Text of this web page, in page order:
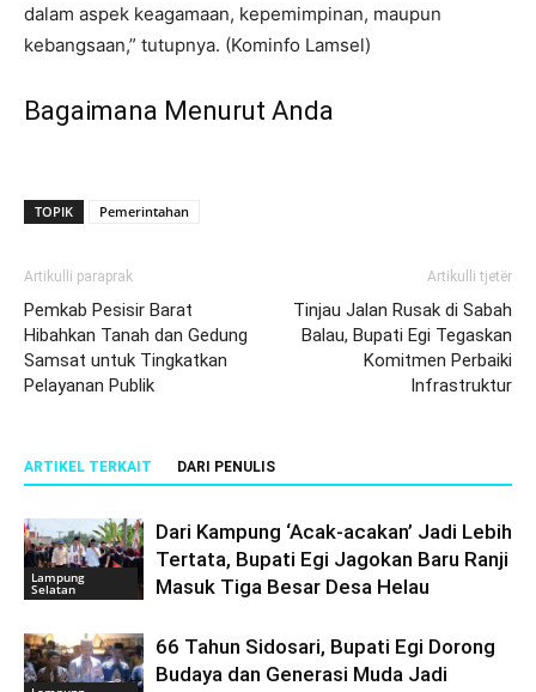
dalam aspek keagamaan, kepemimpinan, maupun
kebangsaan,” tutupnya. (Kominfo Lamsel)
Bagaimana Menurut Anda
TOPIK Pemerintahan
Artikulli paraprak
Pemkab Pesisir Barat
Hibahkan Tanah dan Gedung
Samsat untuk Tingkatkan
Pelayanan Publik
Artikulli tjetër
Tinjau Jalan Rusak di Sabah
Balau, Bupati Egi Tegaskan
Komitmen Perbaiki
Infrastruktur
ARTIKEL TERKAIT DARI PENULIS
Lampung
Selatan
Dari Kampung ‘Acak-acakan’ Jadi Lebih
Tertata, Bupati Egi Jagokan Baru Ranji
Masuk Tiga Besar Desa Helau
66 Tahun Sidosari, Bupati Egi Dorong
Budaya dan Generasi Muda Jadi